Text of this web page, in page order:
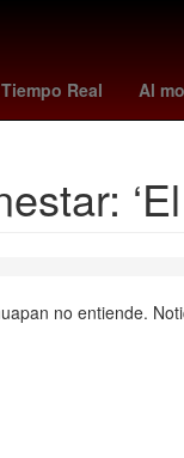
Tiempo Real Al
Puebla